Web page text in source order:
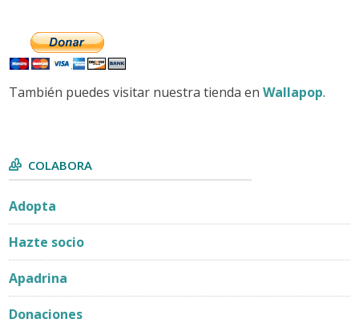
También puedes visitar nuestra tienda enWallapop.
COLABORA
Adopta
Hazte socio
Apadrina
Donaciones